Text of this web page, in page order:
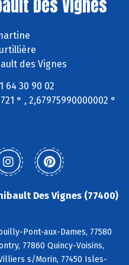
Des Vignes
des Vignes
64 30 90 02
° , 2,67975990000002 °
Des Vignes (77400)
Pont-aux-Dames, 77580
77860 Quincy-Voisins,
s/Morin, 77450 Isles-